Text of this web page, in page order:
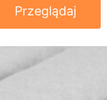
Przeglądaj